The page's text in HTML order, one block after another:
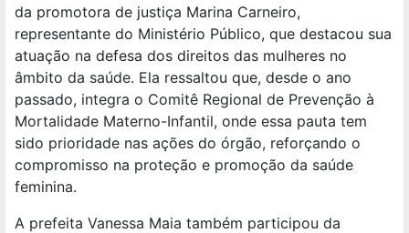
da promotora de justiça Marina Carneiro,
representante do Ministério Público, que destacou sua
atuação na defesa dos direitos das mulheres no
âmbito da saúde. Ela ressaltou que, desde o ano
passado, integra o Comitê Regional de Prevenção à
Mortalidade Materno-Infantil, onde essa pauta tem
sido prioridade nas ações do órgão, reforçando o
compromisso na proteção e promoção da saúde
feminina.
A prefeita Vanessa Maia também participou da